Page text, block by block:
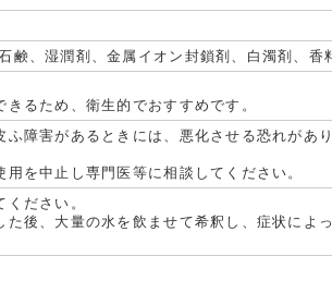
鹸、湿潤剤、金属イオン封鎖剤、白濁剤、香
るため、衛生的でおすすめです。
障害があるときには、悪化させる恐れがあ
を中止し専門医等に相談してください。
ださい。
後、大量の水を飲ませて希釈し、症状によ